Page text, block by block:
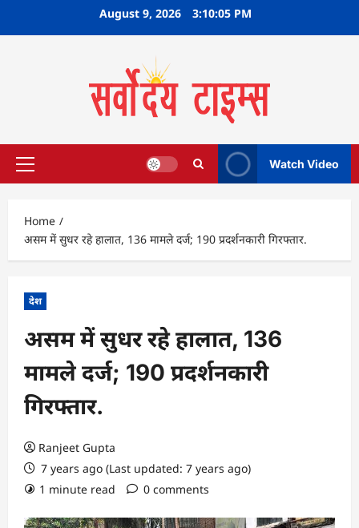
August 9, 2026 3:10:06 PM
Primary
Watch Video
Home
असम में सुधर रहे हालात, 136 मामले दर्ज; 190 प्रदर्शनकारी गिरफ्तार.
देश
असम में सुधर रहे हालात, 136
मामले दर्ज; 190 प्रदर्शनकारी
गिरफ्तार.
Ranjeet Gupta
7 years ago (Last updated: 7 years ago)
1 minute read
0 comments